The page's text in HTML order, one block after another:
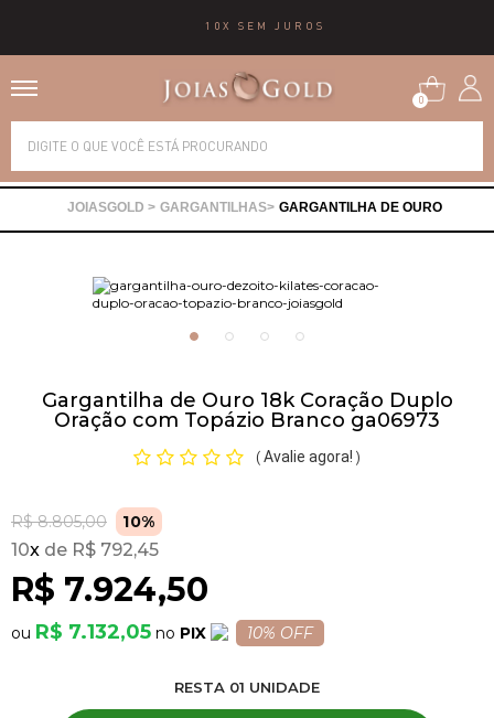
10X SEM JUROS
0
GARGANTILHAS GARGANTILHA DE OURO
Gargantilha de Ouro 18k Coração Duplo
Oração com Topázio Branco ga06973
( Avalie agora! )
R$ 8.805,00 10%
R$ 7.924,50
10x R$ 792,45
R$ 7.132,05 PIX 10% OFF
RESTA 01 UNIDADE
Alianças
Brincos
Gargantilhas
Pulseiras
Piercing
Pedras Preciosas